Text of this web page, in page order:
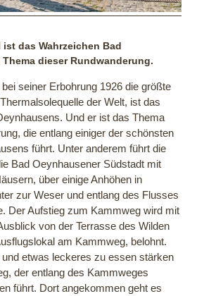
das Wahrzeichen Bad
dieser Rundwanderung.
seiner Erbohrung 1926 die größte
der Welt, ist das
Und er ist das Thema
die entlang einiger der schönsten
führt. Unter anderem führt die
Bad Oeynhausener Südstadt mit
über einige Anhöhen in
zur Weser und entlang des Flusses
Der Aufstieg zum Kammweg wird mit
von der Terrasse des Wilden
am Kammweg, belohnt.
etwas leckeres zu essen stärken
der entlang des Kammweges
führt. Dort angekommen geht es